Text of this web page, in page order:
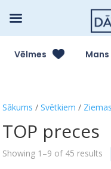
Vēlmes
Sākums /Svētkiem /
TOP preces
Showing 1–9 of 45 results